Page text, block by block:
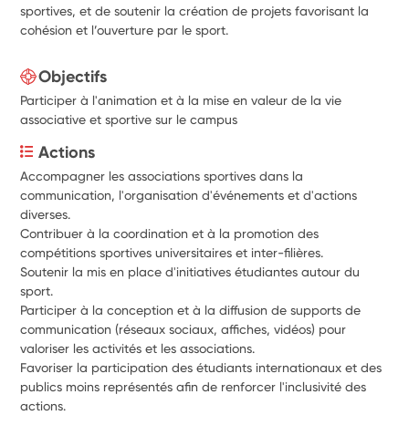
sportives, et de soutenir la création de projets favorisant la
cohésion et l’ouverture par le sport.
Objectifs
Participer à l'animation et à la mise en valeur de la vie
associative et sportive sur le campus
Actions
Accompagner les associations sportives dans la
communication, l'organisation d'événements et d'actions
diverses.
Contribuer à la coordination et à la promotion des
compétitions sportives universitaires et inter-filières.
Soutenir la mis en place d'initiatives étudiantes autour du
sport.
Participer à la conception et à la diffusion de supports de
communication (réseaux sociaux, affiches, vidéos) pour
valoriser les activités et les associations.
Favoriser la participation des étudiants internationaux et des
publics moins représentés afin de renforcer l'inclusivité des
actions.